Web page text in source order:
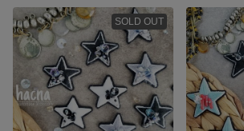
SOLD OUT